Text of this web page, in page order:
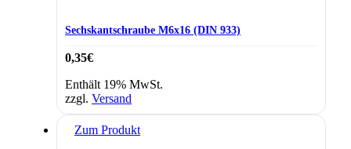
Sechskantschraube M6x16 (DIN 933)
0,35€
Enthält 19% MwSt.
zzgl. Versand
Zum Produkt